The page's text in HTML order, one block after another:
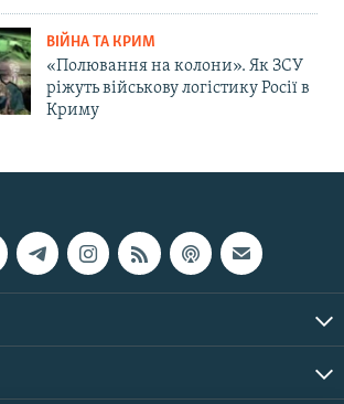
ВІЙНА ТА КРИМ
«Полювання на колони». Як ЗСУ
ріжуть військову логістику Росії в
Криму